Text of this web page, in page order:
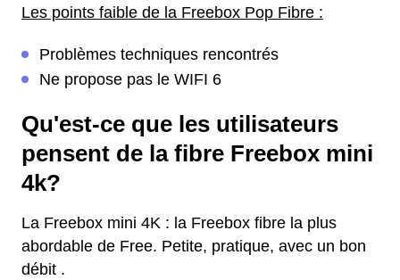
Les points faible de la Freebox Pop Fibre :
Problèmes techniques rencontrés
Ne propose pas le WIFI 6
Qu'est-ce que les utilisateurs
pensent de la fibre Freebox mini
4k?
La Freebox mini 4K : la Freebox fibre la plus
abordable de Free. Petite, pratique, avec un bon
débit .